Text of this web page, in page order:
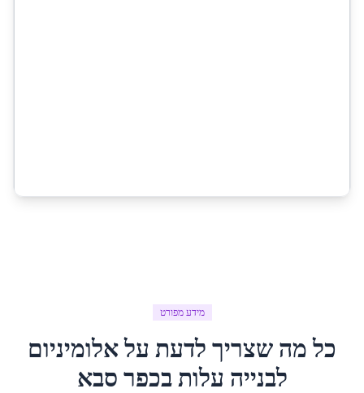
מידע מפורט
כל מה שצריך לדעת עלאלומיניום
לבנייה עלות בכפר סבא